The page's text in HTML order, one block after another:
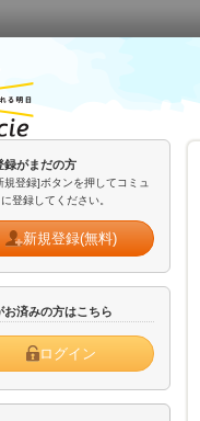
録がまだの方
規登録]ボタンを押してコミュ
登録してください。
新規登録(無料)
お済みの方はこちら
ログイン